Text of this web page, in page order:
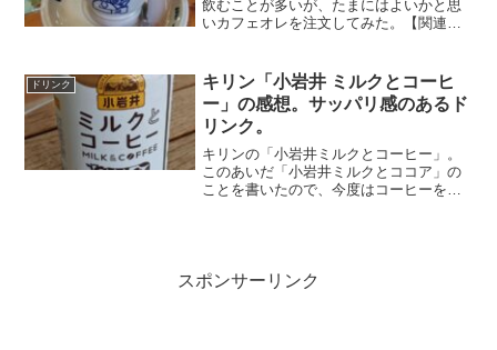
飲むことが多いが、たまにはよいかと思
いカフェオレを注文してみた。【関連記
ーヒーよりも濃い。飲んでみると、ミル
クのコクはあるが、やはり...
ドリンク
キリン「小岩井 ミルクとコーヒ
ー」の感想。サッパリ感のあるド
リンク。
キリンの「小岩井ミルクとコーヒー」。
このあいだ「小岩井ミルクとココア」の
ことを書いたので、今度はコーヒーを飲
スポンサーリンク